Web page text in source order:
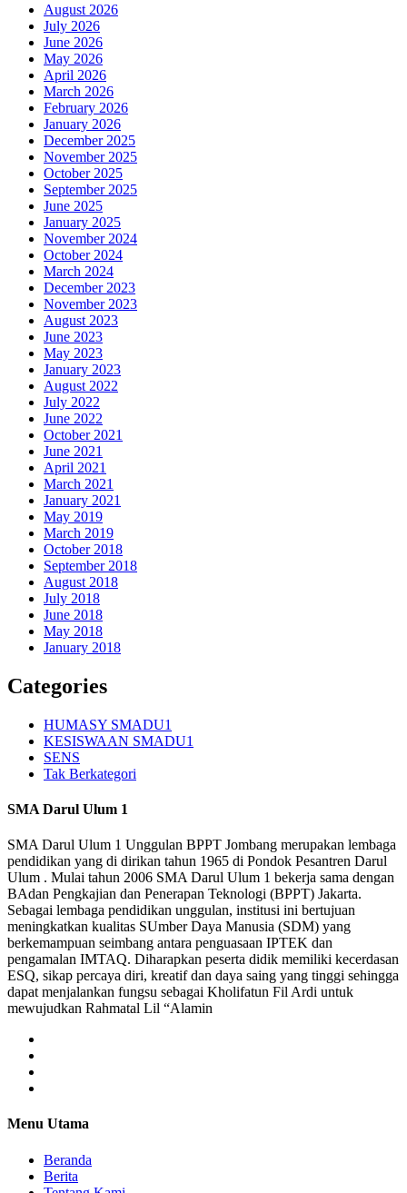
August 2026
July 2026
June 2026
May 2026
April 2026
March 2026
February 2026
January 2026
December 2025
November 2025
October 2025
September 2025
June 2025
January 2025
November 2024
October 2024
March 2024
December 2023
November 2023
August 2023
June 2023
May 2023
January 2023
August 2022
July 2022
June 2022
October 2021
June 2021
April 2021
March 2021
January 2021
May 2019
March 2019
October 2018
September 2018
August 2018
July 2018
June 2018
May 2018
January 2018
Categories
HUMASY SMADU1
KESISWAAN SMADU1
SENS
Tak Berkategori
SMA Darul Ulum 1
SMA Darul Ulum 1 Unggulan BPPT Jombang merupakan lembaga
pendidikan yang di dirikan tahun 1965 di Pondok Pesantren Darul
Ulum . Mulai tahun 2006 SMA Darul Ulum 1 bekerja sama dengan
BAdan Pengkajian dan Penerapan Teknologi (BPPT) Jakarta.
Sebagai lembaga pendidikan unggulan, institusi ini bertujuan
meningkatkan kualitas SUmber Daya Manusia (SDM) yang
berkemampuan seimbang antara penguasaan IPTEK dan
pengamalan IMTAQ. Diharapkan peserta didik memiliki kecerdasan
ESQ, sikap percaya diri, kreatif dan daya saing yang tinggi sehingga
dapat menjalankan fungsu sebagai Kholifatun Fil Ardi untuk
mewujudkan Rahmatal Lil “Alamin
Menu Utama
Beranda
Berita